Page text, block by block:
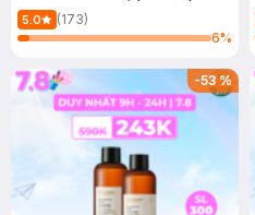
150ml
5.0
(173)
6%
-53%